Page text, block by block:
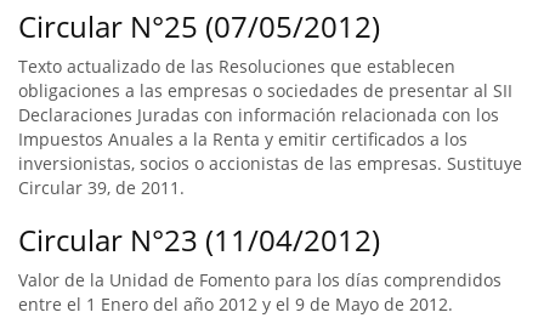
Circular N°25 (07/05/2012)
Texto actualizado de las Resoluciones que establecen
obligaciones a las empresas o sociedades de presentar al SII
Declaraciones Juradas con información relacionada con los
Impuestos Anuales a la Renta y emitir certificados a los
inversionistas, socios o accionistas de las empresas. Sustituye
Circular 39, de 2011.
Circular N°23 (11/04/2012)
Valor de la Unidad de Fomento para los días comprendidos
entre el 1 Enero del año 2012 y el 9 de Mayo de 2012.